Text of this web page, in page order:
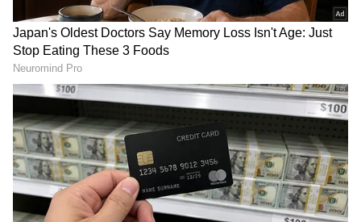
Image Credit :Chatgpt
ತಜ್ಞರು ಏನು ಹೇಳುತ್ತಾರೆ?
ತಜ್ಞರು ಏನು ಹೇಳುತ್ತಾರೆ?
3-4 ಬಾರಿ ಬಳಸ್ಬೋದು
ಪ್ರಸಿದ್ಧ ಕ್ಲೀನಿಂಗ್ ಸಂಸ್ಥೆಯ ತಜ್ಞರಾದ ಸಾಚಾ ಡನ್ ಅವರ